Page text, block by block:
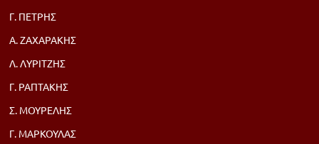
Γ. ΠΕΤΡΗΣ
Α. ΖΑΧΑΡΑΚΗΣ
Λ. ΛΥΡΙΤΖΗΣ
Γ. ΡΑΠΤΑΚΗΣ
Σ. ΜΟΥΡΕΛΗΣ
Γ. ΜΑΡΚΟΥΛΑΣ